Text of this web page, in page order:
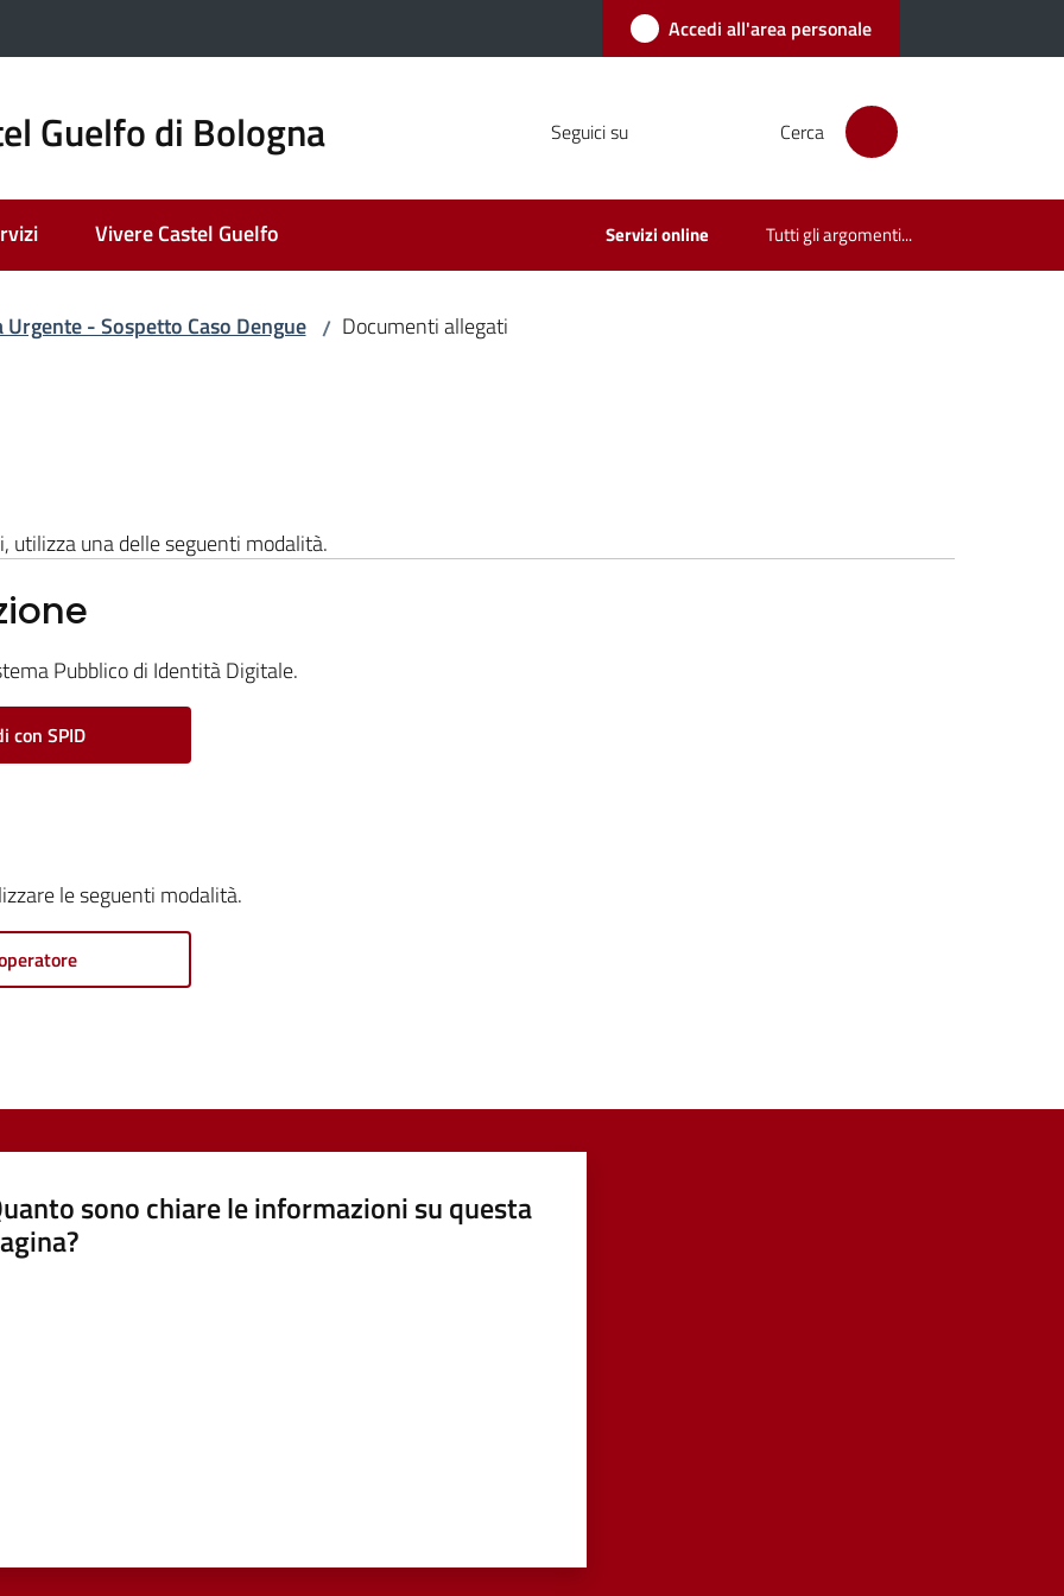
Accedi all'area personale
Guelfo di Bologna Seguici su Cerca
Vivere Castel Guelfo Servizi online Tutti gli argomenti...
Urgente - Sospetto Caso Dengue / Documenti allegati
utilizza una delle seguenti modalità.
Pubblico di Identità Digitale.
con SPID
le seguenti modalità.
sono chiare le informazioni su questa